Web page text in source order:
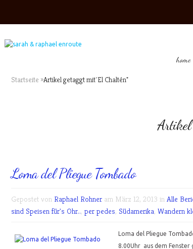
home
Startseite »Artikel getaggt mit"El Chaltén"
Artikel
Loma del Pliegue Tombado
Gepostet von Raphael Rohner am März 12, 2013 in Alle
sind Speisen für's Ohr.., per pedes, Südamerika, Wandern
Loma del Pliegue
8.00Uhr aus dem Fenster